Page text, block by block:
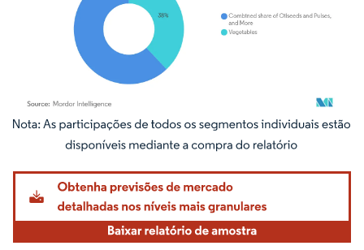
Imagem © Mordor Intelligence. O reuso requer atribuição conforme CC BY 4.0.